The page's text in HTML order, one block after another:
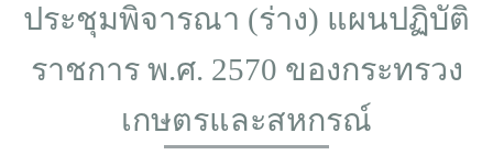
ประชุมพิจารณา (ร่าง) แผนปฏิบัติ
ราชการ พ.ศ. 2570 ของกระทรวง
เกษตรและสหกรณ์